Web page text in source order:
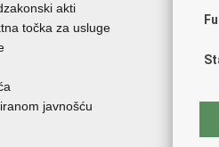
akti
točka za usluge
javnošću